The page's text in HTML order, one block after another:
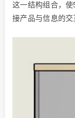
这一结构组合，
接产品与信息的交